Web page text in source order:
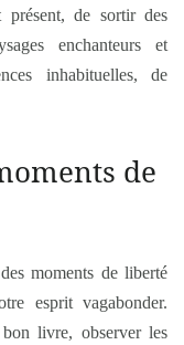
présent, de sortir des
enchanteurs et
inhabituelles, de
de
moments de liberté
esprit vagabonder.
livre, observer les